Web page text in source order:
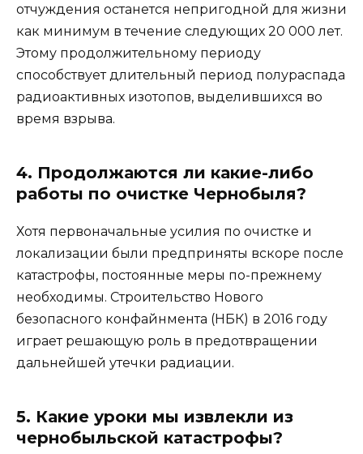
отчуждения останется непригодной для жизни
как минимум в течение следующих 20 000 лет.
Этому продолжительному периоду
способствует длительный период полураспада
радиоактивных изотопов, выделившихся во
время взрыва.
4. Продолжаются ли какие-либо
работы по очистке Чернобыля?
Хотя первоначальные усилия по очистке и
локализации были предприняты вскоре после
катастрофы, постоянные меры по-прежнему
необходимы. Строительство Нового
безопасного конфайнмента (НБК) в 2016 году
играет решающую роль в предотвращении
дальнейшей утечки радиации.
5. Какие уроки мы извлекли из
чернобыльской катастрофы?